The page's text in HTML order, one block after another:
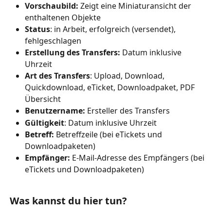
Vorschaubild: Zeigt eine Miniaturansicht der
enthaltenen Objekte
Status: in Arbeit, erfolgreich (versendet),
fehlgeschlagen
Erstellung des Transfers: Datum inklusive
Uhrzeit
Art des Transfers: Upload, Download,
Quickdownload, eTicket, Downloadpaket, PDF
Übersicht
Benutzername: Ersteller des Transfers
Gültigkeit: Datum inklusive Uhrzeit
Betreff: Betreffzeile (bei eTickets und
Downloadpaketen)
Empfänger: E-Mail-Adresse des Empfängers (bei
eTickets und Downloadpaketen)
Was kannst du hier tun?